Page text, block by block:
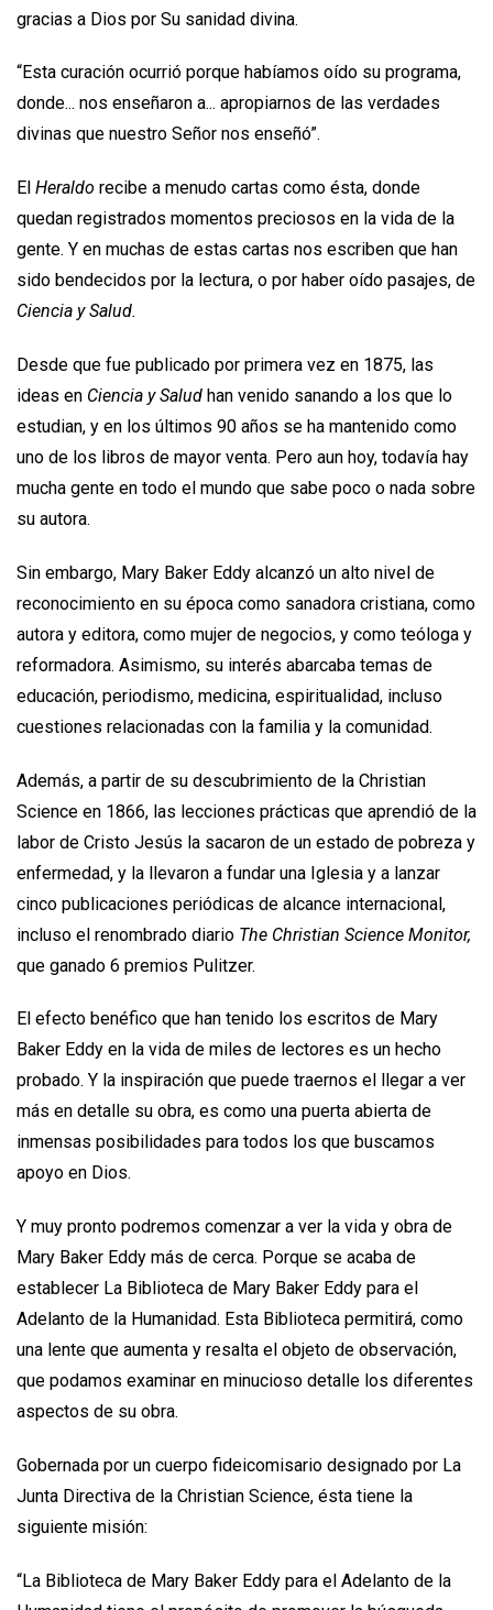
gracias a Dios por Su sanidad divina.
“Esta curación ocurrió porque habíamos oído su programa,
donde... nos enseñaron a... apropiarnos de las verdades
divinas que nuestro Señor nos enseñó”.
El Heraldo recibe a menudo cartas como ésta, donde
quedan registrados momentos preciosos en la vida de la
gente. Y en muchas de estas cartas nos escriben que han
sido bendecidos por la lectura, o por haber oído pasajes, de
Ciencia y Salud.
Desde que fue publicado por primera vez en 1875, las
ideas en Ciencia y Salud han venido sanando a los que lo
estudian, y en los últimos 90 años se ha mantenido como
uno de los libros de mayor venta. Pero aun hoy, todavía hay
mucha gente en todo el mundo que sabe poco o nada sobre
su autora.
Sin embargo, Mary Baker Eddy alcanzó un alto nivel de
reconocimiento en su época como sanadora cristiana, como
autora y editora, como mujer de negocios, y como teóloga y
reformadora. Asimismo, su interés abarcaba temas de
educación, periodismo, medicina, espiritualidad, incluso
cuestiones relacionadas con la familia y la comunidad.
Además, a partir de su descubrimiento de la Christian
Science en 1866, las lecciones prácticas que aprendió de la
labor de Cristo Jesús la sacaron de un estado de pobreza y
enfermedad, y la llevaron a fundar una Iglesia y a lanzar
cinco publicaciones periódicas de alcance internacional,
incluso el renombrado diario The Christian Science Monitor,
que ganado 6 premios Pulitzer.
El efecto benéfico que han tenido los escritos de Mary
Baker Eddy en la vida de miles de lectores es un hecho
probado. Y la inspiración que puede traernos el llegar a ver
más en detalle su obra, es como una puerta abierta de
inmensas posibilidades para todos los que buscamos
apoyo en Dios.
Y muy pronto podremos comenzar a ver la vida y obra de
Mary Baker Eddy más de cerca. Porque se acaba de
establecer La Biblioteca de Mary Baker Eddy para el
Adelanto de la Humanidad. Esta Biblioteca permitirá, como
una lente que aumenta y resalta el objeto de observación,
que podamos examinar en minucioso detalle los diferentes
aspectos de su obra.
Gobernada por un cuerpo fideicomisario designado por La
Junta Directiva de la Christian Science, ésta tiene la
siguiente misión:
“La Biblioteca de Mary Baker Eddy para el Adelanto de la